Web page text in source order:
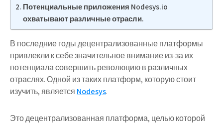
Потенциальные приложения Nodesys.io
охватывают различные отрасли.
В последние годы децентрализованные платформы
привлекли к себе значительное внимание из-за их
потенциала совершить революцию в различных
отраслях. Одной из таких платформ, которую стоит
изучить, является Nodesys.
Это децентрализованная платформа, целью которой